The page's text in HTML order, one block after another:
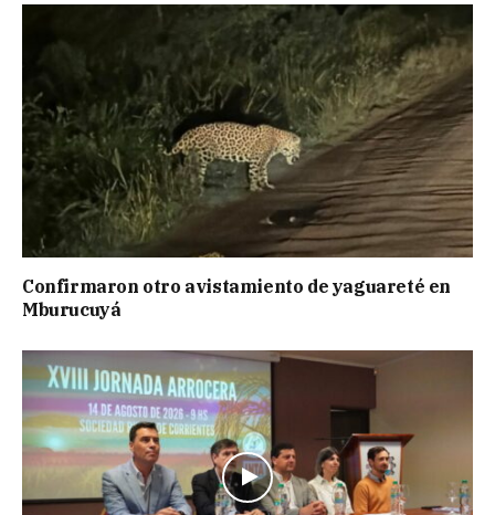
Confirmaron otro avistamiento de yaguareté en
Mburucuyá